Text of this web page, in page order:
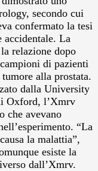
secondo cui
confermato la tesi
accidentale. La
relazione dopo
di pazienti
alla prostata.
dalla University
Oxford, l’Xmrv
che avevano
“La
la malattia”,
esiste la
dall’Xmrv.